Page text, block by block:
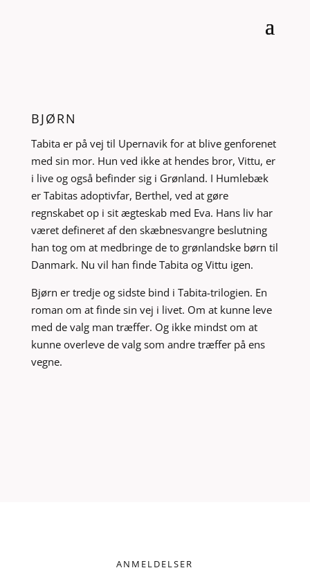
BJØRN
Tabita er på vej til Upernavik for at blive genforenet
med sin mor. Hun ved ikke at hendes bror, Vittu, er
i live og også befinder sig i Grønland. I Humlebæk
er Tabitas adoptivfar, Berthel, ved at gøre
regnskabet op i sit ægteskab med Eva. Hans liv har
været defineret af den skæbnesvangre beslutning
han tog om at medbringe de to grønlandske børn til
Danmark. Nu vil han finde Tabita og Vittu igen.
Bjørn er tredje og sidste bind i Tabita-trilogien. En
roman om at finde sin vej i livet. Om at kunne leve
med de valg man træffer. Og ikke mindst om at
kunne overleve de valg som andre træffer på ens
vegne.
ANMELDELSER